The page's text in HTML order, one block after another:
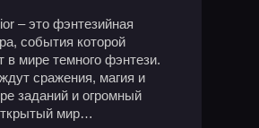
– это фэнтезийная
события которой
в мире темного фэнтези.
сражения, магия и
заданий и огромный
мир…